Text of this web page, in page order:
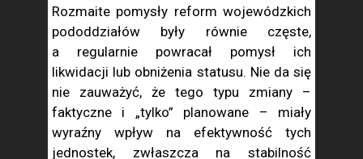
Rozmaite pomysły reform wojewódzkich
pododdziałów były równie częste,
a regularnie powracał pomysł ich
likwidacji lub obniżenia statusu. Nie da się
nie zauważyć, że tego typu zmiany –
faktyczne i „tylko” planowane – miały
wyraźny wpływ na efektywność tych
jednostek, zwłaszcza na stabilność